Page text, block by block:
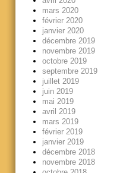
mars 2020
février 2020
janvier 2020
décembre 2019
novembre 2019
octobre 2019
septembre 2019
juillet 2019
juin 2019
mai 2019
avril 2019
mars 2019
février 2019
janvier 2019
décembre 2018
novembre 2018